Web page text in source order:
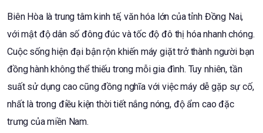
Biên Hòa là trung tâm kinh tế, văn hóa lớn của tỉnh Đồng Nai,
với mật độ dân số đông đúc và tốc độ đô thị hóa nhanh chóng.
Cuộc sống hiện đại bận rộn khiến máy giặt trở thành người bạn
đồng hành không thể thiếu trong mỗi gia đình. Tuy nhiên, tần
suất sử dụng cao cũng đồng nghĩa với việc máy dễ gặp sự cố,
nhất là trong điều kiện thời tiết nắng nóng, độ ẩm cao đặc
trưng của miền Nam.